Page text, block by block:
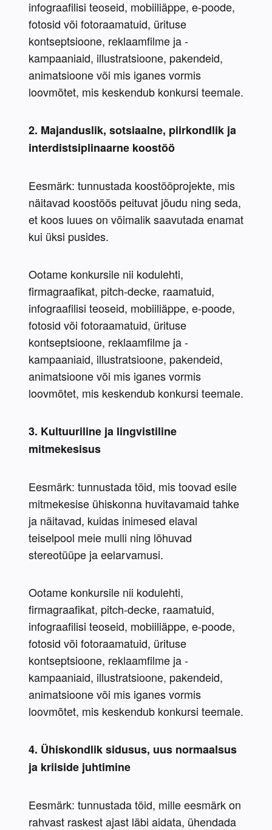
infograafilisi teoseid, mobiiliäppe, e-poode,
fotosid või fotoraamatuid, ürituse
kontseptsioone, reklaamfilme ja -
kampaaniaid, illustratsioone, pakendeid,
animatsioone või mis iganes vormis
loovmõtet, mis keskendub konkursi teemale.
2. Majanduslik, sotsiaalne, piirkondlik ja
interdistsiplinaarne koostöö
Eesmärk: tunnustada koostööprojekte, mis
näitavad koostöös peituvat jõudu ning seda,
et koos luues on võimalik saavutada enamat
kui üksi pusides.
Ootame konkursile nii kodulehti,
firmagraafikat, pitch-decke, raamatuid,
infograafilisi teoseid, mobiiliäppe, e-poode,
fotosid või fotoraamatuid, ürituse
kontseptsioone, reklaamfilme ja -
kampaaniaid, illustratsioone, pakendeid,
animatsioone või mis iganes vormis
loovmõtet, mis keskendub konkursi teemale.
3. Kultuuriline ja lingvistiline
mitmekesisus
Eesmärk: tunnustada töid, mis toovad esile
mitmekesise ühiskonna huvitavamaid tahke
ja näitavad, kuidas inimesed elaval
teiselpool meie mulli ning lõhuvad
stereotüüpe ja eelarvamusi.
Ootame konkursile nii kodulehti,
firmagraafikat, pitch-decke, raamatuid,
infograafilisi teoseid, mobiiliäppe, e-poode,
fotosid või fotoraamatuid, ürituse
kontseptsioone, reklaamfilme ja -
kampaaniaid, illustratsioone, pakendeid,
animatsioone või mis iganes vormis
loovmõtet, mis keskendub konkursi teemale.
4. Ühiskondlik sidusus, uus normaalsus
ja kriiside juhtimine
Eesmärk: tunnustada töid, mille eesmärk on
rahvast raskest ajast läbi aidata, ühendada